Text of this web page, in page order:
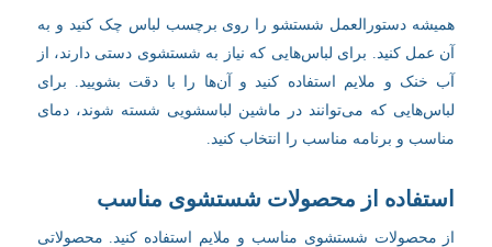
همیشه دستورالعمل شستشو را روی برچسب لباس چک کنید و به
آن عمل کنید. برای لباس‌هایی که نیاز به شستشوی دستی دارند، از
آب خنک و ملایم استفاده کنید و آن‌ها را با دقت بشویید. برای
لباس‌هایی که می‌توانند در ماشین لباسشویی شسته شوند، دمای
مناسب و برنامه مناسب را انتخاب کنید.
استفاده از محصولات شستشوی مناسب
از محصولات شستشوی مناسب و ملایم استفاده کنید. محصولاتی